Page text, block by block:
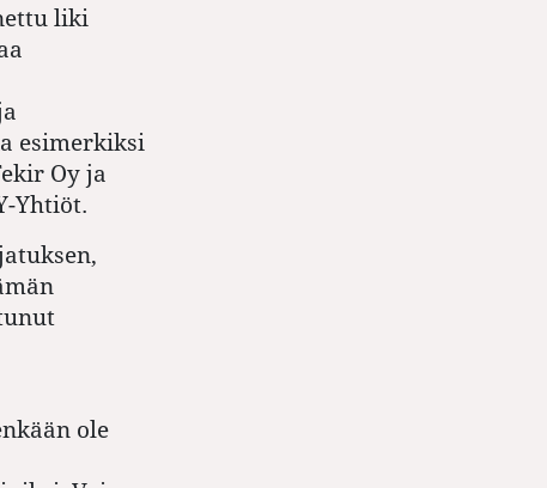
liki
esimerkiksi
Oy ja
Yhtiöt.
ole